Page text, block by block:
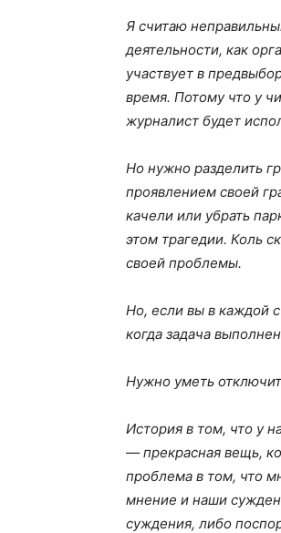
Я считаю
деятельности, как
участвует в
время. Потому что у
журналист будет
Но нужно разделить
проявлением своей
качели или убрать
этом трагедии. Коль
своей проблемы.
Но, если вы в каждой
когда задача
Нужно уметь
История в том, что у
— прекрасная вещь,
проблема в том, что
мнение и наши
суждения, либо